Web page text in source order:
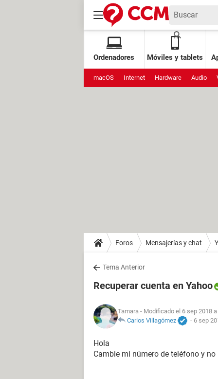
Ordenadores Móviles y tablets
macOS Internet Hardware Audio
Foros Mensajerías y chat
Tema Anterior
Recuperar cuenta en Yahoo
Tamara - Modificado el 6 sep 2018
Carlos Villagómez
- 6 sep
Hola
Cambie mi número de teléfono y